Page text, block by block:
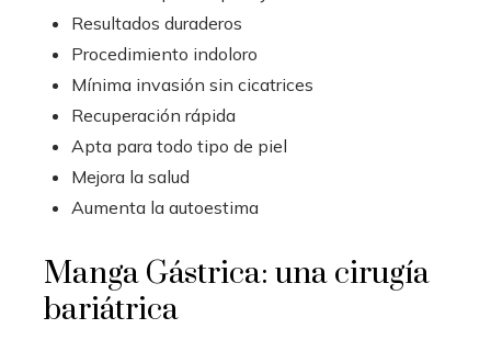
Resultados duraderos
Procedimiento indoloro
Mínima invasión sin cicatrices
Recuperación rápida
Apta para todo tipo de piel
Mejora la salud
Aumenta la autoestima
Manga Gástrica: una cirugía
bariátrica